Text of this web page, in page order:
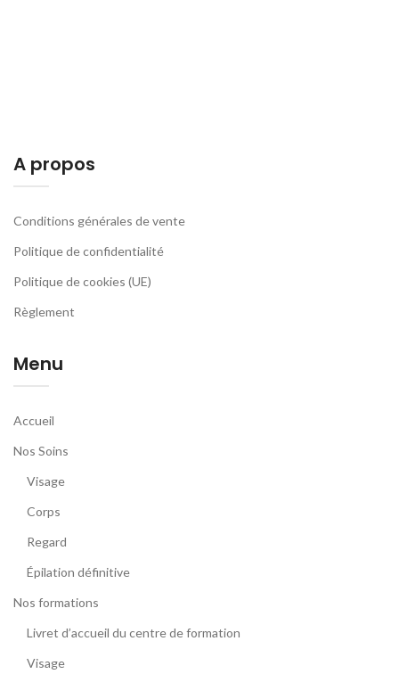
A propos
Conditions générales de vente
Politique de confidentialité
Politique de cookies (UE)
Règlement
Menu
Accueil
Nos Soins
Visage
Corps
Regard
Épilation définitive
Nos formations
Livret d’accueil du centre de formation
Visage